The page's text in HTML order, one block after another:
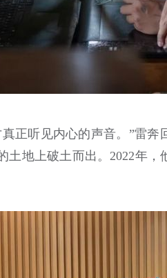
正听见内心的声音。”雷
土地上破土而出。2022年